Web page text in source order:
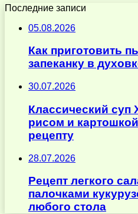
Последние записи
05.08.2026
Как приготовить
запеканку в
30.07.2026
Классический суп
рисом и
рецепту
28.07.2026
Рецепт легкого
палочками
любого стола